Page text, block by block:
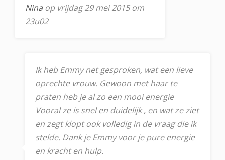
Nina op vrijdag 29 mei 2015 om
23u02
Ik heb Emmy net gesproken, wat een lieve
oprechte vrouw. Gewoon met haar te
praten heb je al zo een mooi energie
Vooral ze is snel en duidelijk , en wat ze ziet
en zegt klopt ook volledig in de vraag die ik
stelde. Dank je Emmy voor je pure energie
en kracht en hulp.